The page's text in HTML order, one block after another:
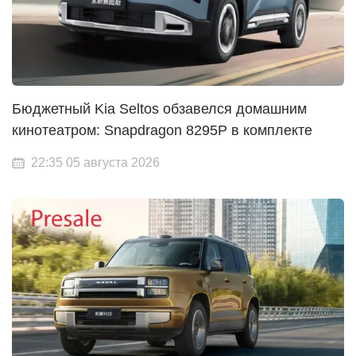
Бюджетный Kia Seltos обзавелся домашним
кинотеатром: Snapdragon 8295P в комплекте
22:35 05 августа 2026